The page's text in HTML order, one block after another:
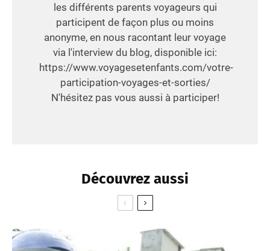
les différents parents voyageurs qui
participent de façon plus ou moins
anonyme, en nous racontant leur voyage
via l'interview du blog, disponible ici:
https://www.voyagesetenfants.com/votre-
participation-voyages-et-sorties/
N'hésitez pas vous aussi à participer!
Découvrez aussi